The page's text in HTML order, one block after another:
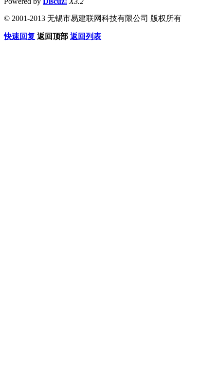
© 2001-2013 无锡市易建联网科技有限公司 版权所有
快速回复 返回顶部 返回列表